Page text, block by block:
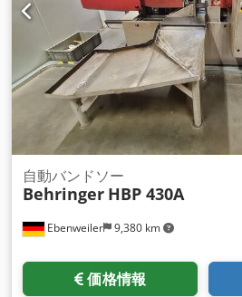
Ebenweiler 9,380 km
自動バンドソー
Behringer HBP 430A
価格情報